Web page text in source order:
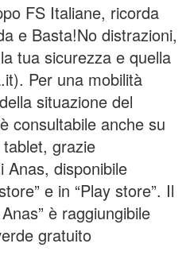
FS Italiane, ricorda
e Basta!No distrazioni,
tua sicurezza e quella
Per una mobilità
situazione del
consultabile anche su
grazie
Anas, disponibile
e in “Play store”. Il
è raggiungibile
gratuito